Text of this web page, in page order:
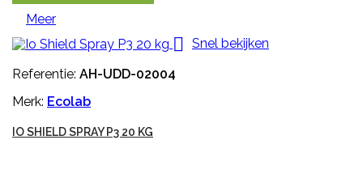
Meer
 Snel bekijken
Referentie: AH-UDD-02004
Merk: Ecolab
IO SHIELD SPRAY P3 20 KG